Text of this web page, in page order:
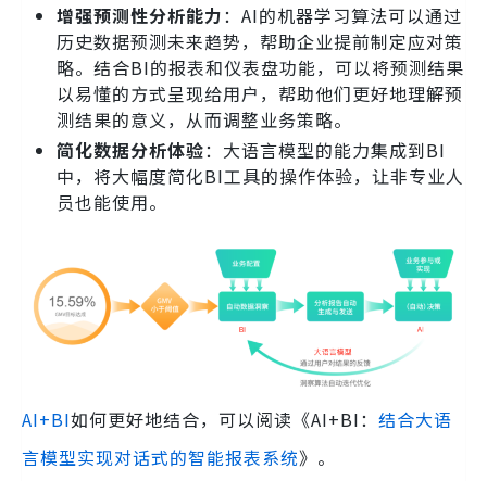
增强预测性分析能力：AI的机器学习算法可以通过
历史数据预测未来趋势，帮助企业提前制定应对策
略。结合BI的报表和仪表盘功能，可以将预测结果
以易懂的方式呈现给用户，帮助他们更好地理解预
测结果的意义，从而调整业务策略。
简化数据分析体验：大语言模型的能力集成到BI
中，将大幅度简化BI工具的操作体验，让非专业人
员也能使用。
AI+BI如何更好地结合，可以阅读《AI+BI： 结合大语
言模型实现对话式的智能报表系统》。